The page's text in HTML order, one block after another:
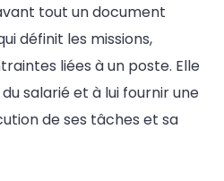
tout un document
définit les missions,
liées à un poste. Elle
salarié et à lui fournir une
de ses tâches et sa